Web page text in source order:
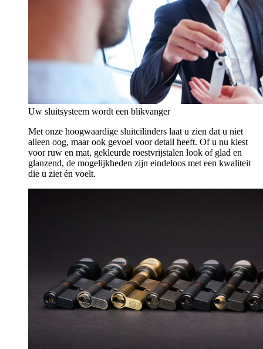
Uw sluitsysteem wordt een blikvanger
Met onze hoogwaardige sluitcilinders laat u zien dat u niet
alleen oog, maar ook gevoel voor detail heeft. Of u nu kiest
voor ruw en mat, gekleurde roestvrijstalen look of glad en
glanzend, de mogelijkheden zijn eindeloos met een kwaliteit
die u ziet én voelt.